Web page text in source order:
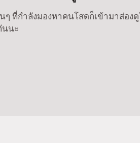
ที่กำลังมองหาคนโสดก็เข้ามาส่อง
นนะ